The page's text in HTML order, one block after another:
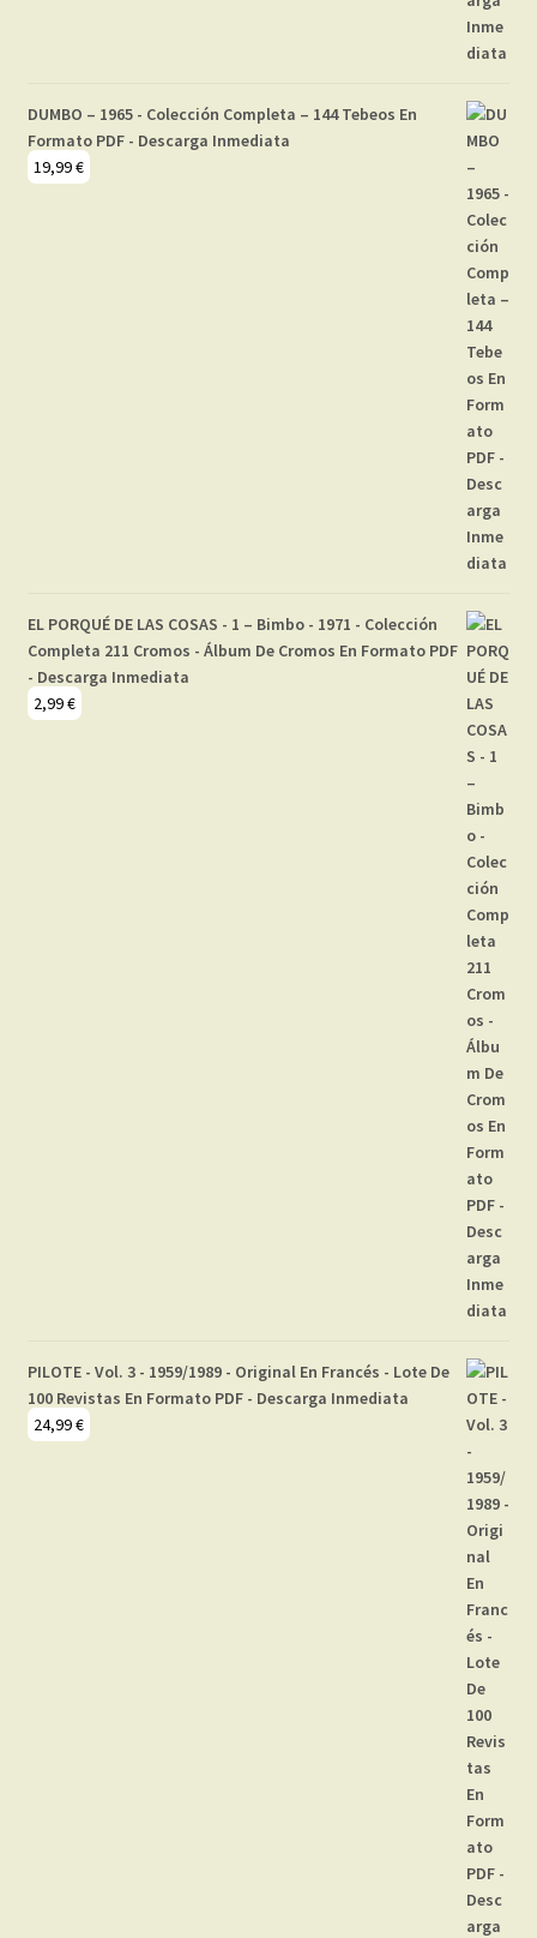
DUMBO – 1965 - Colección Completa – 144 Tebeos En
Formato PDF - Descarga Inmediata
19,99€
EL PORQUÉ DE LAS COSAS - 1 – Bimbo - 1971 - Colección
Completa 211 Cromos - Álbum De Cromos En Formato PDF
- Descarga Inmediata
2,99€
PILOTE - Vol. 3 - 1959/1989 - Original En Francés - Lote De
100 Revistas En Formato PDF - Descarga Inmediata
24,99€